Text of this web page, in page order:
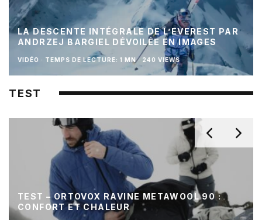
LA DESCENTE INTÉGRALE DE L’EVEREST PAR
ANDRZEJ BARGIEL DÉVOILÉE EN IMAGES
VIDÉO · TEMPS DE LECTURE: 1 MN · 240 VIEWS
TEST
TEST – ORTOVOX RAVINE METAWOOL 90 :
CONFORT ET CHALEUR